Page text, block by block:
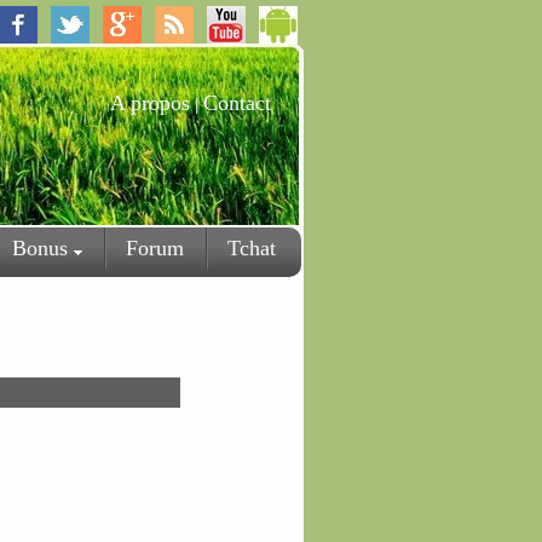
A propos|Contact
Bonus Forum Tchat